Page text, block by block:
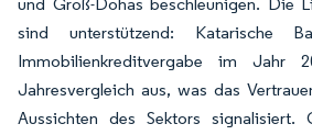
sind unterstützend: Katarische
Immobilienkreditvergabe im
Jahresvergleich aus, was das
Aussichten des Sektors signalisiert.